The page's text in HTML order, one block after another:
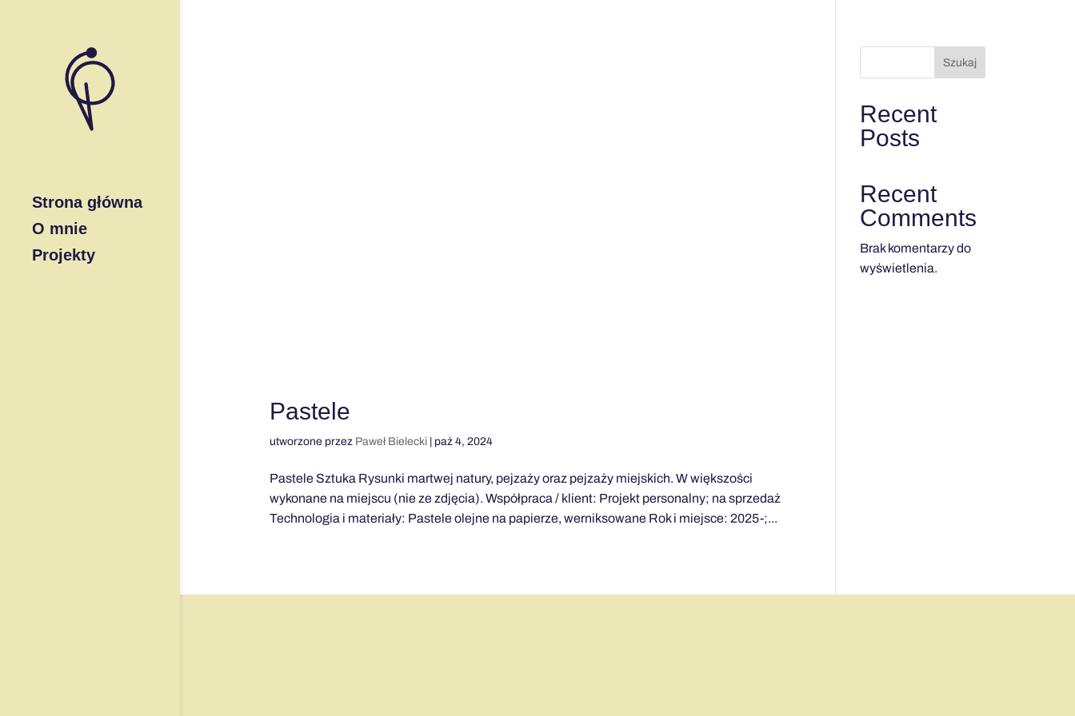
Strona główna
O mnie
Projekty
Pastele
utworzone przez Paweł Bielecki paź 4, 2024
Pastele Sztuka Rysunki martwej natury, pejzaży oraz pejzaży miejskich. W większości
wykonane na miejscu (nie ze zdjęcia). Współpraca / klient: Projekt personalny; na sprzedaż
Technologia i materiały: Pastele olejne na papierze, werniksowane Rok i miejsce: 2025-;...
Szukaj
Recent
Posts
Recent
Comments
Brak komentarzy do
wyświetlenia.